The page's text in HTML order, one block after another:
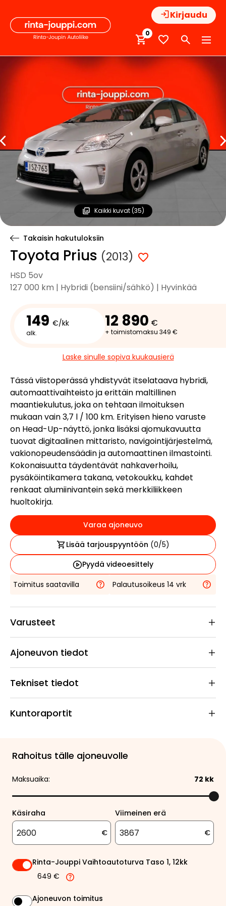
sisältöön
Kirjaudu
0
Kaikki kuvat (35)
Takaisin hakutuloksiin
Toyota Prius (2013)
HSD 5ov
127 000 km | Hybridi (bensiini/sähkö) | Hyvinkää
149 €/kk
alk.
12 890 €
+ toimistomaksu 349 €
Laske sinulle sopiva kuukausierä
Tässä viistoperässä yhdistyvät itselataava hybridi,
automaattivaihteisto ja erittäin maltillinen
maantiekulutus, joka on tehtaan ilmoituksen
mukaan vain 3,7 l / 100 km. Erityisen hieno varuste
on Head-Up-näyttö, jonka lisäksi ajomukavuutta
tuovat digitaalinen mittaristo, navigointijärjestelmä,
vakionopeudensäädin ja automaattinen ilmastointi.
Kokonaisuutta täydentävät nahkaverhoilu,
pysäköintikamera takana, vetokoukku, kahdet
renkaat alumiinivantein sekä merkkiliikkeen
huoltokirja.
Varaa ajoneuvo
Lisää tarjouspyyntöön (0/5)
Pyydä videoesittely
Toimitus saatavilla
Palautusoikeus 14 vrk
Varusteet
Ajoneuvon tiedot
Tekniset tiedot
Kuntoraportit
Rahoitus tälle ajoneuvolle
Maksuaika: 72 kk
Käsiraha
€
Viimeinen erä
€
Rinta-Jouppi Vaihtoautoturva Taso 1, 12kk
649 €
Ajoneuvon toimitus